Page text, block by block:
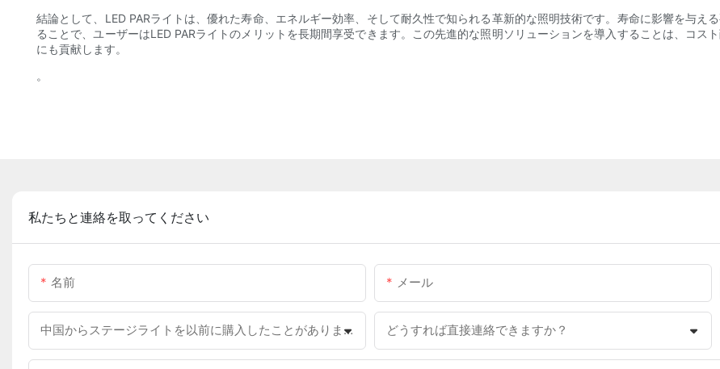
結論として、LED PARライトは、優れた寿命、エネルギー効率、そして耐久性で知られる革新的な照明技術です。寿命に影響を与え
ることで、ユーザーはLED PARライトのメリットを長期間享受できます。この先進的な照明ソリューションを導入することは、コス
にも貢献します。
。
私たちと連絡を取ってください
名前 メール
中国からステージライトを以前に購入したことがありますか？ どうすれば直接連絡できますか？